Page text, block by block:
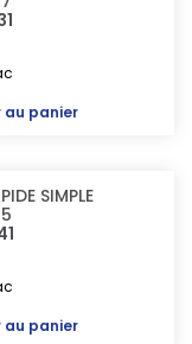
au panier
SIMPLE
au panier